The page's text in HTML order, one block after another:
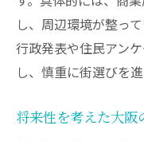
し、周辺環境が整っ
行政発表や住民アン
し、慎重に街選びを
将来性を考えた大阪